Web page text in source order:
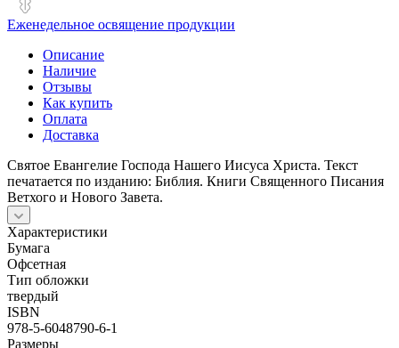
Еженедельное освящение продукции
Описание
Наличие
Отзывы
Как купить
Оплата
Доставка
Святое Евангелие Господа Нашего Иисуса Христа. Текст
печатается по изданию: Библия. Книги Священного Писания
Ветхого и Нового Завета.
Характеристики
Бумага
Офсетная
Тип обложки
твердый
ISBN
978-5-6048790-6-1
Размеры